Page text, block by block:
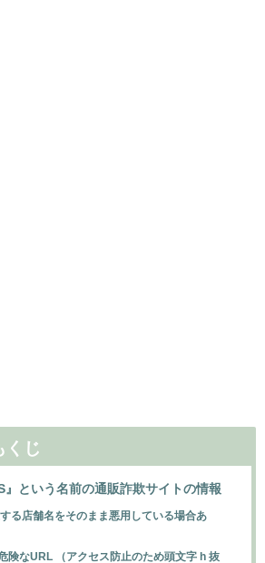
くじ
』という名前の通販詐欺サイトの情報
る店舗名をそのまま悪用している場合あ
険なURL （アクセス防止のため頭文字 h 抜